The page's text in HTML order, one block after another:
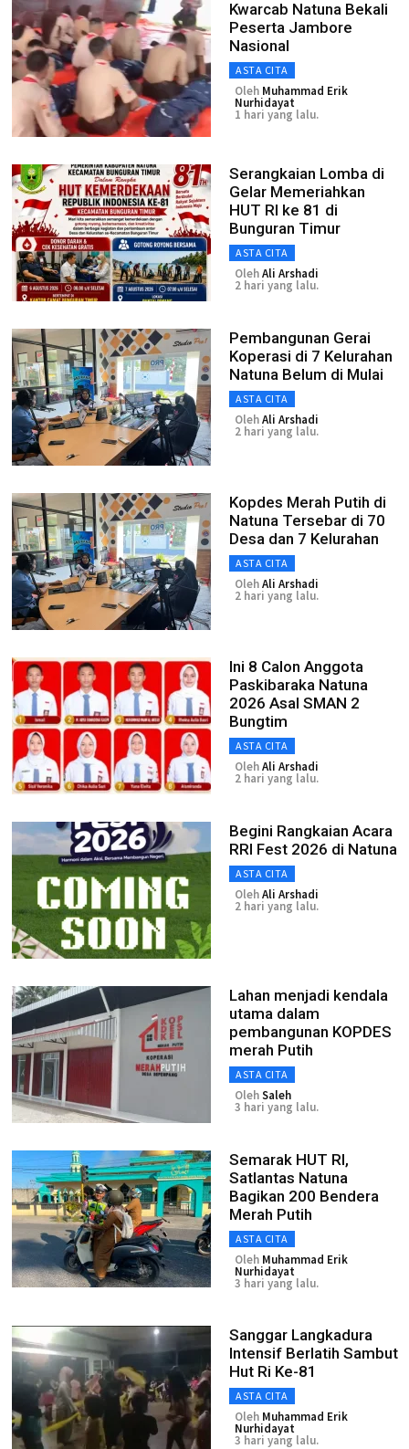
Kwarcab Natuna Bekali
Peserta Jambore
Nasional
ASTA CITA
Oleh Muhammad Erik
Nurhidayat
1 hari yang lalu.
Serangkaian Lomba di
Gelar Memeriahkan
HUT RI ke 81 di
Bunguran Timur
ASTA CITA
OlehAli Arshadi
2 hari yang lalu.
Pembangunan Gerai
Koperasi di 7 Kelurahan
Natuna Belum di Mulai
ASTA CITA
OlehAli Arshadi
2 hari yang lalu.
Kopdes Merah Putih di
Natuna Tersebar di 70
Desa dan 7 Kelurahan
ASTA CITA
OlehAli Arshadi
2 hari yang lalu.
Ini 8 Calon Anggota
Paskibaraka Natuna
2026 Asal SMAN 2
Bungtim
ASTA CITA
OlehAli Arshadi
2 hari yang lalu.
Begini Rangkaian Acara
RRI Fest 2026 di Natuna
ASTA CITA
OlehAli Arshadi
2 hari yang lalu.
Lahan menjadi kendala
utama dalam
pembangunan KOPDES
merah Putih
ASTA CITA
OlehSaleh
3 hari yang lalu.
Semarak HUT RI,
Satlantas Natuna
Bagikan 200 Bendera
Merah Putih
ASTA CITA
Oleh Muhammad Erik
Nurhidayat
3 hari yang lalu.
Sanggar Langkadura
Intensif Berlatih Sambut
Hut Ri Ke-81
ASTA CITA
Oleh Muhammad Erik
Nurhidayat
3 hari yang lalu.